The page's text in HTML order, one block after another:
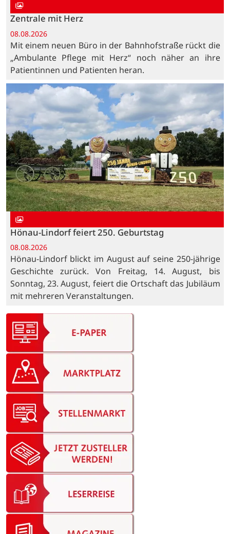
Zentrale mit Herz
08.08.2026
Mit einem neuen Büro in der Bahnhofstraße rückt die
„Ambulante Pflege mit Herz“ noch näher an ihre
Patientinnen und Patienten heran.
Hönau-Lindorf feiert 250. Geburtstag
08.08.2026
Hönau-Lindorf blickt im August auf seine 250-jährige
Geschichte zurück. Von Freitag, 14. August, bis
Sonntag, 23. August, feiert die Ortschaft das Jubiläum
mit mehreren Veranstaltungen.